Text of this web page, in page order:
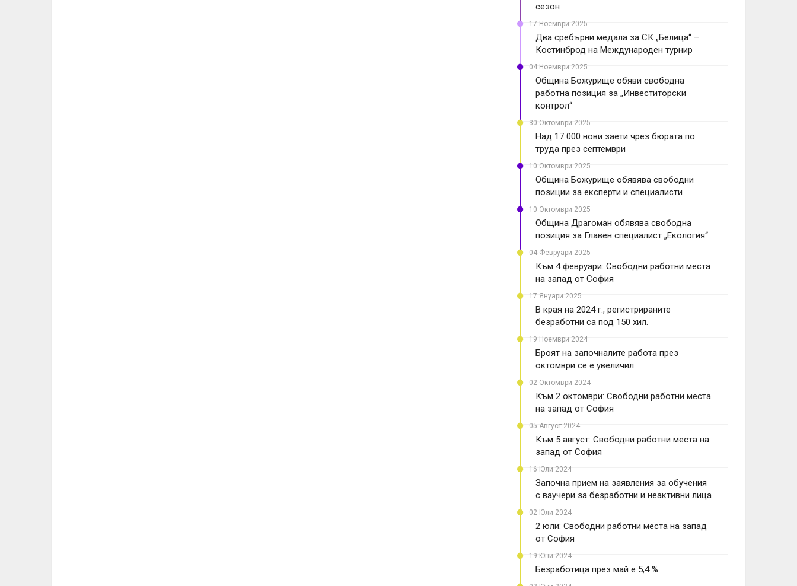
сезон
17 Ноември 2025
Два сребърни медала за СК „Белица“ –
Костинброд на Международен турнир
04 Ноември 2025
Община Божурище обяви свободна
работна позиция за „Инвеститорски
контрол“
30 Октомври 2025
Над 17 000 нови заети чрез бюрата по
труда през септември
10 Октомври 2025
Община Божурище обявява свободни
позиции за експерти и специалисти
10 Октомври 2025
Община Драгоман обявява свободна
позиция за Главен специалист „Екология“
04 Февруари 2025
Към 4 февруари: Свободни работни места
на запад от София
17 Януари 2025
В края на 2024 г., регистрираните
безработни са под 150 хил.
19 Ноември 2024
Броят на започналите работа през
октомври се е увеличил
02 Октомври 2024
Към 2 октомври: Свободни работни места
на запад от София
05 Август 2024
Към 5 август: Свободни работни места на
запад от София
16 Юли 2024
Започна прием на заявления за обучения
с ваучери за безработни и неактивни лица
02 Юли 2024
2 юли: Свободни работни места на запад
от София
19 Юни 2024
Безработица през май е 5,4 %